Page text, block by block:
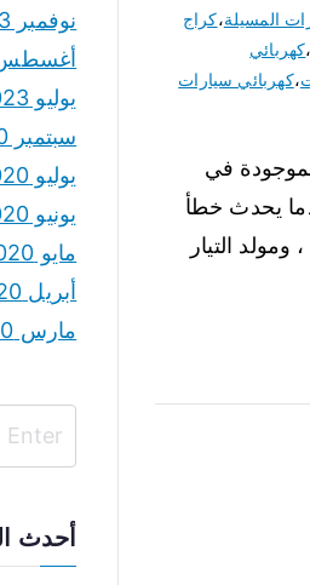
المسيلة،كراج
،كهربائي
،كهربائي سيارات
في
يحدث خطأ
التيار
نوفمبر 2023
أغسطس
يوليو 2023
سبتمبر 2020
يوليو 2020
يونيو 2020
مايو 2020
أبريل 2020
مارس 2020
أحدث